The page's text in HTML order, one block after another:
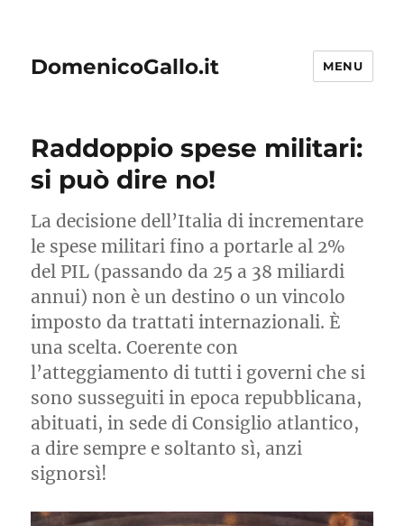
DomenicoGallo.it MENU
Raddoppio spese militari:
si può dire no!
La decisione dell’Italia di incrementare
le spese militari fino a portarle al 2%
del PIL (passando da 25 a 38 miliardi
annui) non è un destino o un vincolo
imposto da trattati internazionali. È
una scelta. Coerente con
l’atteggiamento di tutti i governi che si
sono susseguiti in epoca repubblicana,
abituati, in sede di Consiglio atlantico,
a dire sempre e soltanto sì, anzi
signorsì!